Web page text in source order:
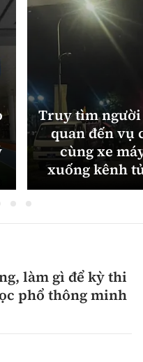
Truy tìm
quan đến vụ
cùng xe
xuống kênh
làm gì để kỳ thi
phổ thông minh